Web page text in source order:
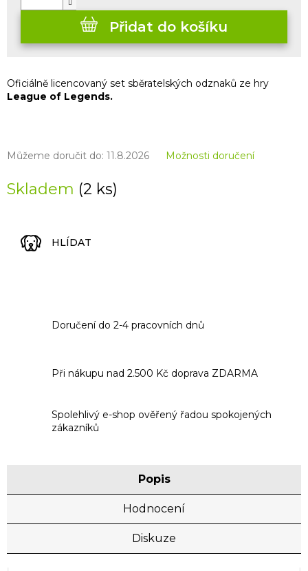
Skladem (2 ks)
Můžeme doručit do: 11.8.2026 Možnosti doručení
Přidat do košíku
Oficiálně licencovaný set sběratelských odznaků ze hry
League of Legends.
HLÍDAT
Doručení do 2-4 pracovních dnů
Při nákupu nad 2.500 Kč doprava ZDARMA
Spolehlivý e-shop ověřený řadou spokojených
zákazníků
Popis
Hodnocení
Diskuze